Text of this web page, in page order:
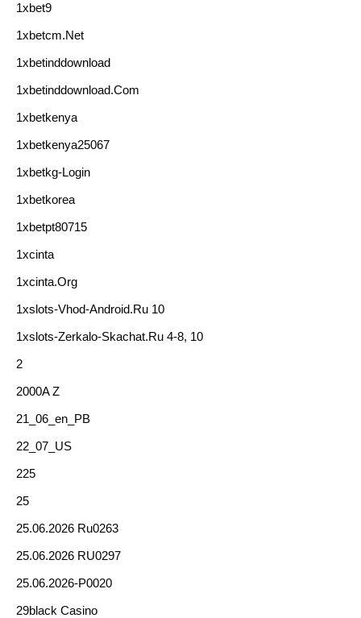
1xbet9
1xbetcm.net
1xbetinddownload
1xbetinddownload.com
1xbetkenya
1xbetkenya25067
1xbetkg-Login
1xbetkorea
1xbetpt80715
1xcinta
1xcinta.org
1xslots-Vhod-Android.ru 10
1xslots-Zerkalo-Skachat.ru 4-8, 10
2
2000A Z
21_06_en_PB
22_07_US
225
25
25.06.2026 Ru0263
25.06.2026 RU0297
25.06.2026-P0020
29black Casino